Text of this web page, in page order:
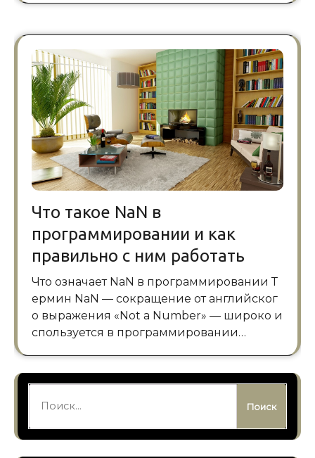
Что такое NaN в
программировании и как
правильно с ним работать
Что означает NaN в программировании Т
ермин NaN — сокращение от английског
о выражения «Not a Number» — широко и
спользуется в программировании…